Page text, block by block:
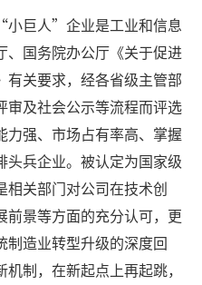
巨人”企业是工业和信息
、国务院办公厅《关于促进
有关要求，经各省级主管部
审及社会公示等流程而评选
力强、市场占有率高、掌握
头兵企业。被认定为国家级
关部门对公司在技术创
景等方面的充分认可，更
制造业转型升级的深度回
制，在新起点上再起跳，